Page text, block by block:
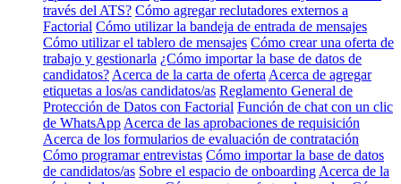
través del ATS? Cómo agregar reclutadores externos a
Factorial Cómo utilizar la bandeja de entrada de mensajes
Cómo utilizar el tablero de mensajes Cómo crear una oferta de
trabajo y gestionarla ¿Cómo importar la base de datos de
candidatos? Acerca de la carta de oferta Acerca de agregar
etiquetas a los/as candidatos/as Reglamento General de
Protección de Datos con Factorial Función de chat con un clic
de WhatsApp Acerca de las aprobaciones de requisición
Acerca de los formularios de evaluación de contratación
Cómo programar entrevistas Cómo importar la base de datos
de candidatos/as Sobre el espacio de onboarding Acerca de la